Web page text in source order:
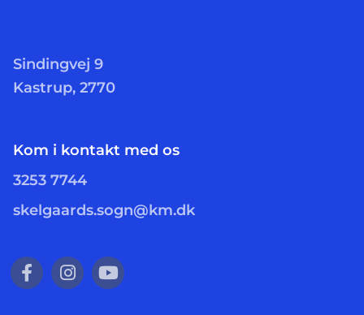
Sindingvej 9
Kastrup, 2770
Kom i kontakt med os
3253 7744
skelgaards.sogn@km.dk